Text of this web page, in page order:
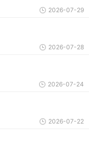
2026-07-29
2026-07-28
2026-07-24
2026-07-22